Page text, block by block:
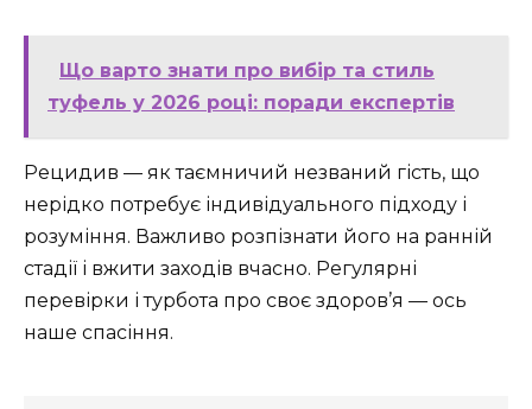
Що варто знати про вибір та стиль
туфель у 2026 році: поради експертів
Рецидив — як таємничий незваний гість, що
нерідко потребує індивідуального підходу і
розуміння. Важливо розпізнати його на ранній
стадії і вжити заходів вчасно. Регулярні
перевірки і турбота про своє здоров’я — ось
наше спасіння.